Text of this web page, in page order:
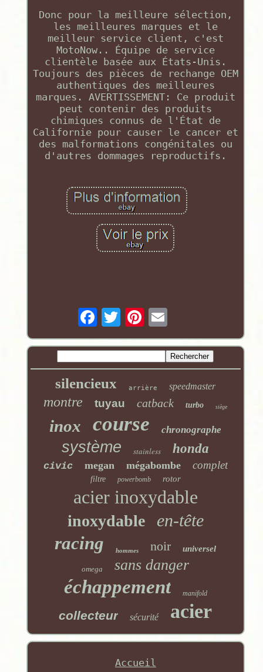
Donc pour la meilleure sélection,
les meilleures marques et le
meilleur service client, c'est
MotoNow.. Équipe de service
clientèle basée aux États-Unis.
Toujours des pièces de rechange OEM
authentiques des meilleures
marques. AVERTISSEMENT: Ce produit
peut contenir des produits
chimiques connus de l'État de
Californie pour causer le cancer et
des malformations congénitales ou
d'autres dommages reproductifs.
silencieux arrière speedmaster
montre tuyau catback turbo siège
inox course chronographe
système stainless honda
civic megan mégabombe complet
filtre powerbomb rotor
acier inoxydable
inoxydable en-tête
racing hommes noir universel
omega sans danger
échappement manifold
collecteur sécurité acier
Accueil